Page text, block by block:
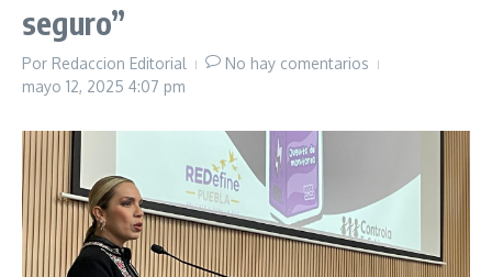
seguro”
Por Redaccion Editorial
No hay comentarios
mayo 12, 2025 4:07 pm